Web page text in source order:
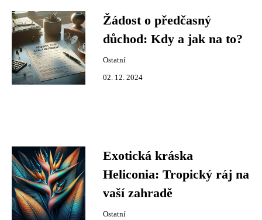
Žádost o předčasný
důchod: Kdy a jak na to?
Ostatní
02. 12. 2024
Exotická kráska
Heliconia: Tropický ráj na
vaší zahradě
Ostatní